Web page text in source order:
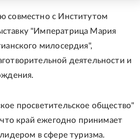
совместно с Институтом
"Императрица Мария
милосердия",
деятельности и
просветительское общество"
край ежегодно принимает
в сфере туризма.